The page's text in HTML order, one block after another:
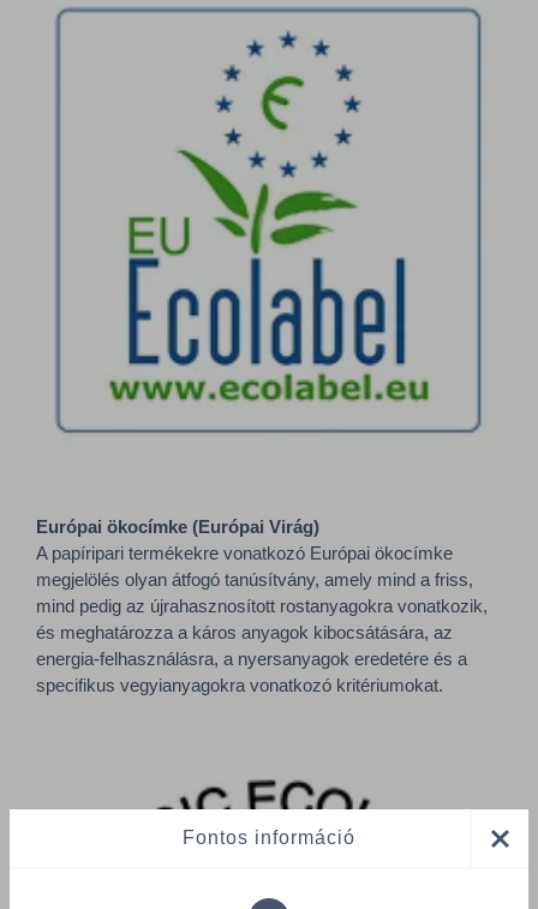
Európai ökocímke (Európai Virág)
A papíripari termékekre vonatkozó Európai ökocímke
megjelölés olyan átfogó tanúsítvány, amely mind a friss,
mind pedig az újrahasznosított rostanyagokra vonatkozik,
és meghatározza a káros anyagok kibocsátására, az
energia-felhasználásra, a nyersanyagok eredetére és a
specifikus vegyianyagokra vonatkozó kritériumokat.
Fontos információ